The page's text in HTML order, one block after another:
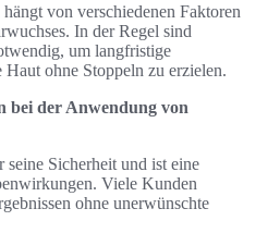
von verschiedenen Faktoren
In der Regel sind
um langfristige
Haut ohne Stoppeln zu erzielen.
bei der Anwendung von
Sicherheit und ist eine
Viele Kunden
ohne unerwünschte